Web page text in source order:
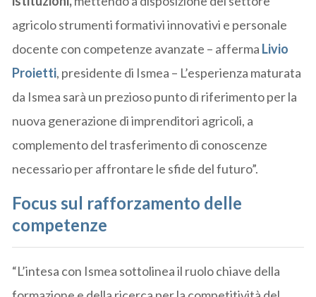
agricolo strumenti formativi innovativi e personale
docente con competenze avanzate – afferma Livio
Proietti, presidente di Ismea – L’esperienza maturata
da Ismea sarà un prezioso punto di riferimento per la
nuova generazione di imprenditori agricoli, a
complemento del trasferimento di conoscenze
necessario per affrontare le sfide del futuro”.
Focus sul rafforzamento delle
competenze
“L’intesa con Ismea sottolinea il ruolo chiave della